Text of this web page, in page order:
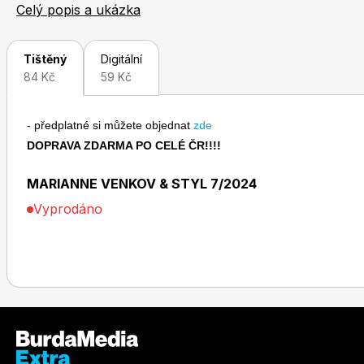
informace si tu najdou jak aktivní lidé, toužící po úniku
Celý popis a ukázka
Tištěný
84 Kč
Digitální
59 Kč
- předplatné si můžete objednat zde
DOPRAVA ZDARMA PO CELÉ ČR!!!!
MARIANNE VENKOV & STYL 7/2024
Vyprodáno